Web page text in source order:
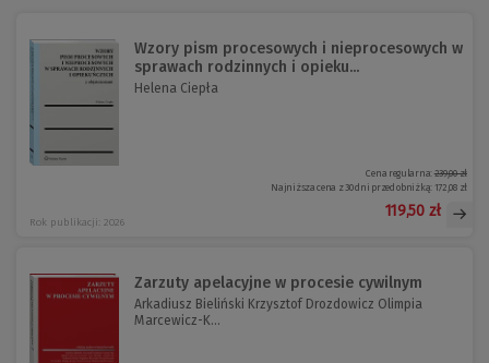
Wzory pism procesowych i nieprocesowych w
sprawach rodzinnych i opieku...
Helena Ciepła
Rok publikacji: 2026
Cena regularna:239,00 zł
Najniższa cena z 30 dni przed obniżką: 172,08 zł
119,50 zł
Zarzuty apelacyjne w procesie cywilnym
Arkadiusz Bieliński Krzysztof Drozdowicz Olimpia
Marcewicz-K...